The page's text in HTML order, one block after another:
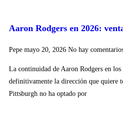
Aaron Rodgers en 2026:
Pepe mayo 20, 2026 No hay
La continuidad de Aaron Rodgers en
definitivamente la dirección que quiere
Pittsburgh no ha optado por